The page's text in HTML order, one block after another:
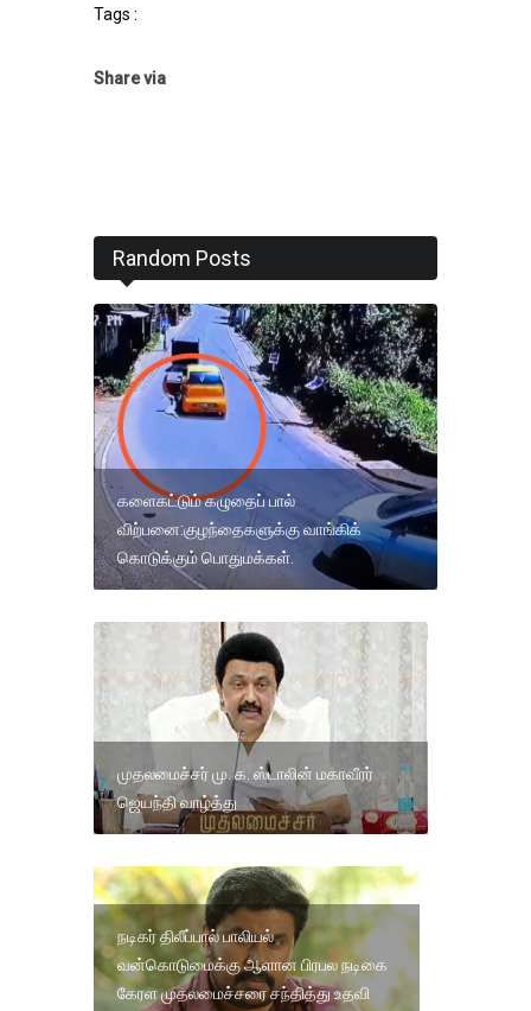
Tags :
Share via
Random Posts
களைகட்டும் கழுதைப் பால்
விற்பனை:குழந்தைகளுக்கு வாங்கிக்
கொடுக்கும் பொதுமக்கள்.
முதலமைச்சர் மு. க. ஸ்டாலின் மகாவீரர்
ஜெயந்தி வாழ்த்து
நடிகர் திலீப்பால் பாலியல்
வன்கொடுமைக்கு ஆளான பிரபல நடிகை
கேரள முதலமைச்சரை சந்தித்து உதவி